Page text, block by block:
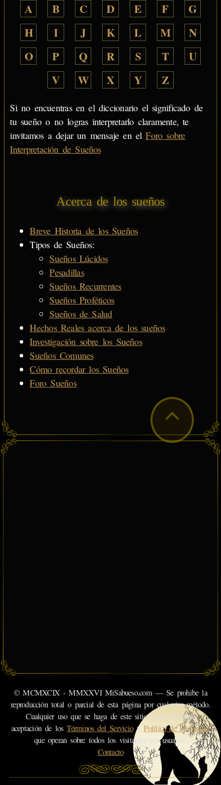
A B C D E F
G
H
I J K L M
N
O
P Q R S T
U
V
W X Y Z
Si no encuentras en el diccionario el significado de
tu sueño o no logras interpretarlo claramente, te
invitamos a dejar un mensaje en elForo sobre
Interpretación de Sueños
Acerca de los sueños
Breve Historia de los Sueños
Tipos de Sueños:
Sueños Lúcidos
Pesadillas
Sueños Recurrentes
Sueños Proféticos
Sueños de Salud
Hechos Reales acerca de los sueños
Investigación sobre los Sueños
Sueños Comunes
Cómo recordar los Sueños
Foro Sueños
© MCMXCIX - MMXXVI MiSabueso.com — Se prohíbe la
reproducción total o parcial de esta página por cualquier método.
Cualquier uso que se haga de este sitio web constituye
aceptación de losTérminos del ServicioyPolítica de Privacidad
que operan sobre todos los visitantes y/o usuarios.
Contacto